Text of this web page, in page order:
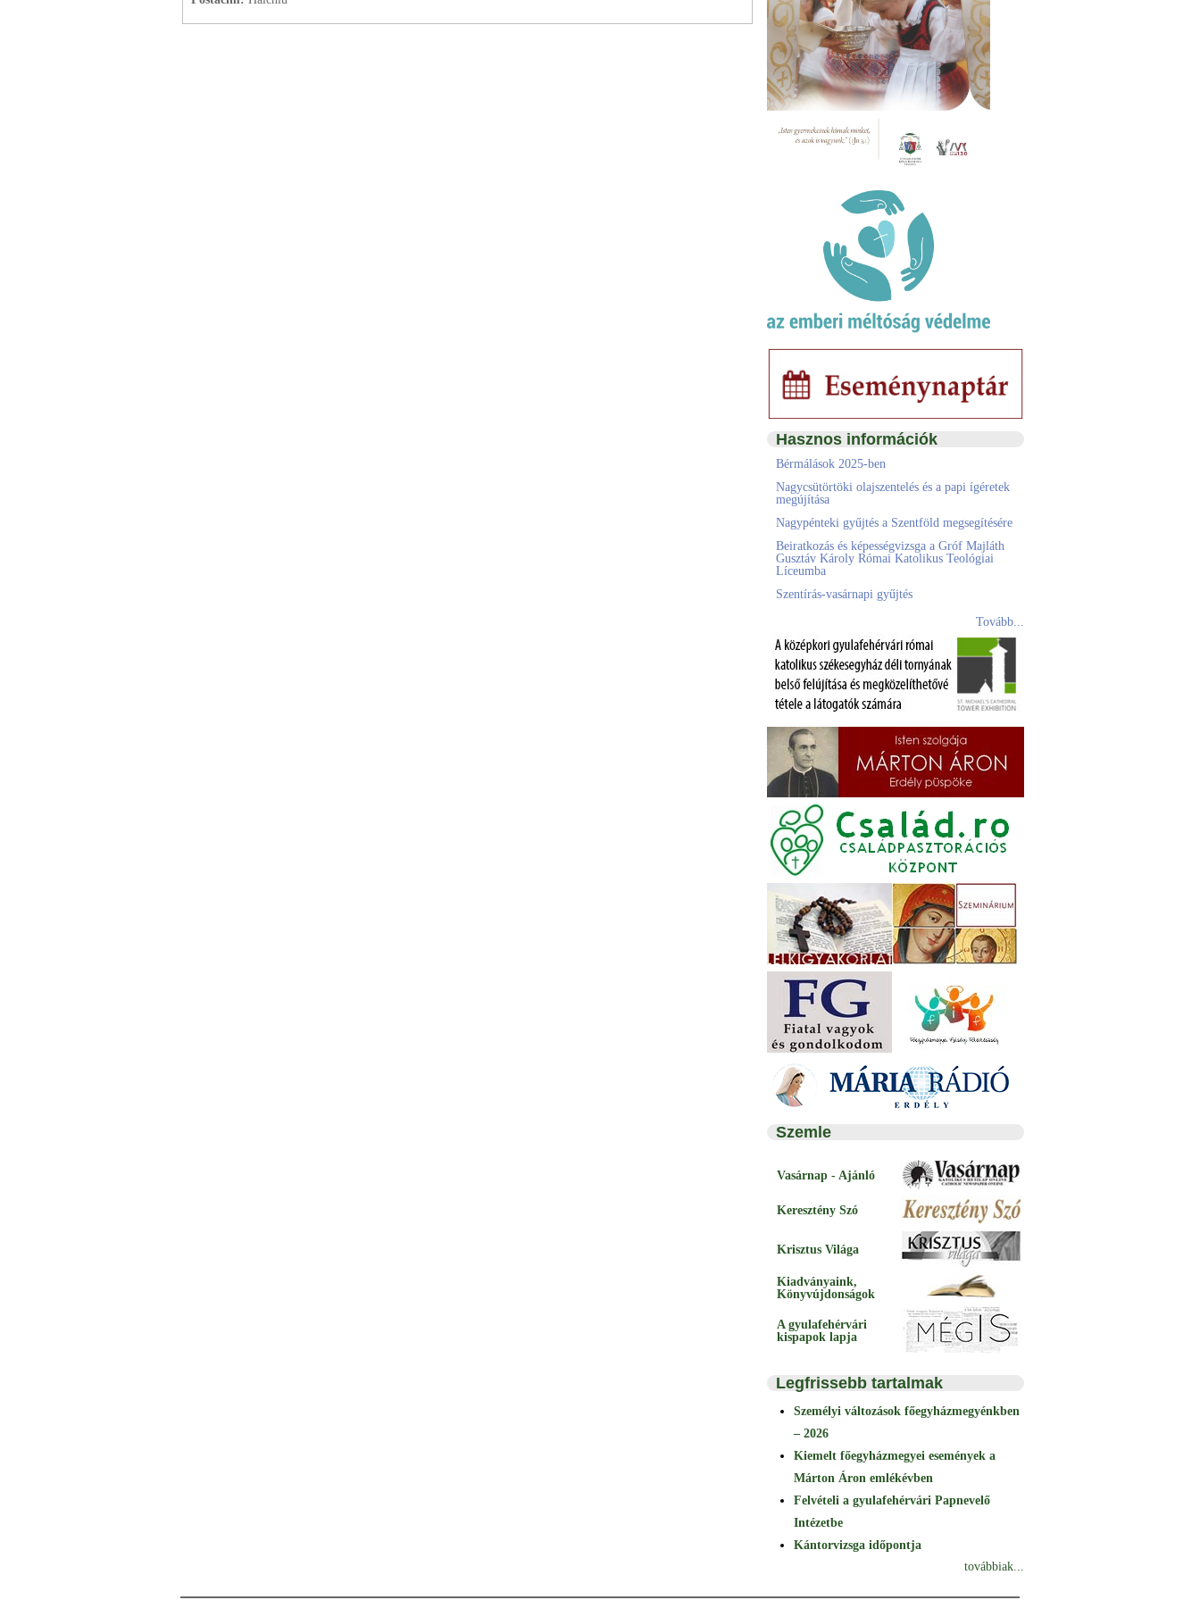
Hasznos információk
Bérmálások 2025-ben
Nagycsütörtöki olajszentelés és a papi ígéretek
megújítása
Nagypénteki gyűjtés a Szentföld megsegítésére
Beiratkozás és képességvizsga a Gróf Majláth
Gusztáv Károly Római Katolikus Teológiai
Líceumba
Szentírás-vasárnapi gyűjtés
Tovább...
Szemle
Vasárnap - Ajánló
Keresztény Szó
Krisztus Világa
Kiadványaink,
Könyvújdonságok
A gyulafehérvári
kispapok lapja
Legfrissebb tartalmak
Személyi változások főegyházmegyénkben
– 2026
Kiemelt főegyházmegyei események a
Márton Áron emlékévben
Felvételi a gyulafehérvári Papnevelő
Intézetbe
Kántorvizsga időpontja
továbbiak...